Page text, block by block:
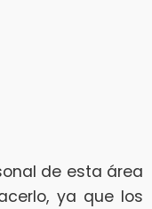
de esta área
ya que los